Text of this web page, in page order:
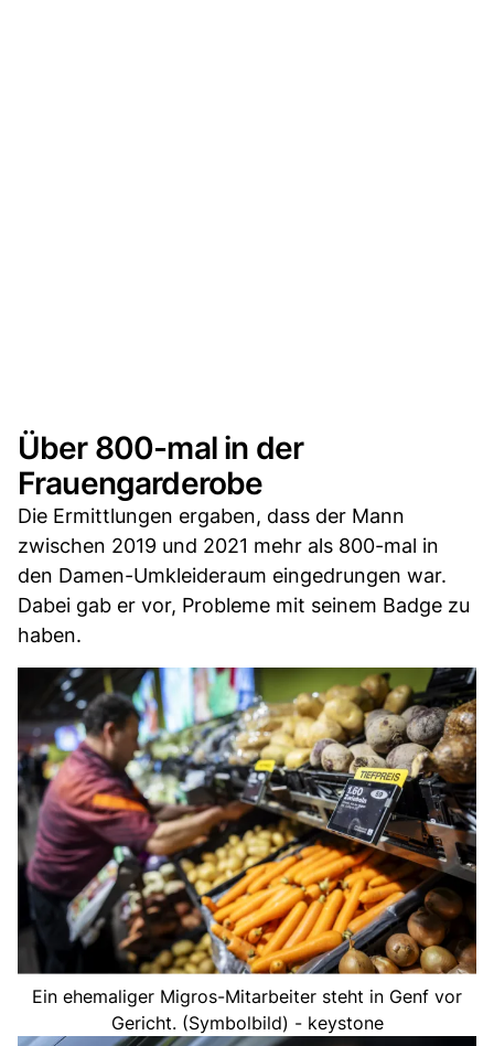
Über 800-mal in der
Frauengarderobe
Die Ermittlungen ergaben, dass der Mann
zwischen 2019 und 2021 mehr als 800-mal in
den Damen-Umkleideraum eingedrungen war.
Dabei gab er vor, Probleme mit seinem Badge zu
haben.
Ein ehemaliger Migros-Mitarbeiter steht in Genf vor
Gericht. (Symbolbild) - keystone